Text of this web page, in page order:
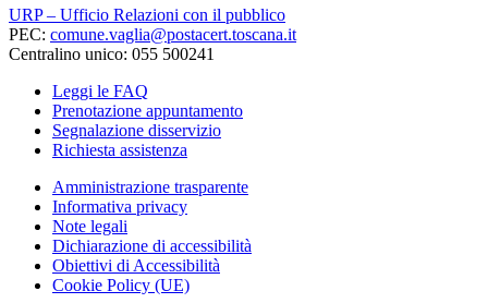
URP – Ufficio Relazioni con il pubblico
PEC: comune.vaglia@postacert.toscana.it
Centralino unico: 055 500241
Leggi le FAQ
Prenotazione appuntamento
Segnalazione disservizio
Richiesta assistenza
Amministrazione trasparente
Informativa privacy
Note legali
Dichiarazione di accessibilità
Obiettivi di Accessibilità
Cookie Policy (UE)